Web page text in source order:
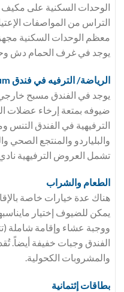
الوحدات السكنية على مكيف
التراس من المواصفات
معظم الوحدات السكنية
يوجد في غرف الحمام دش
الرياضة/ الترفيه في فندق Phoenix Sun Bodrum Bodrum
يوجد في الفندق مسبح
ضيوفه بمتعة إرخاء عضلات
الترفيهية في الفندق التنس
والبلياردو والمنتجع الصحي
تشمل العروض الترفيهية
الطعام والشراب
هناك عدة خيارات خاصة
يمكن للضيوف إختيار
ووجبة عشاء وإقامة شاملة
الفندق وجبات خفيفة أيضاً.
والمشروبات الكحولية.
بطاقات إئتمانية